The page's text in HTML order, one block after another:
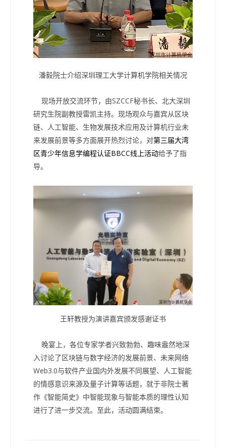
潘毅院士介绍深圳理工大学计算机学院相关情况
现场开放交流环节，由SZCCF秘书长、北大深圳
研究生院副教授雷凯主持。现场观众与嘉宾从区块
链、人工智能、生物发展技术应用及计算机行业未
来发展前景等多方面展开热烈讨论，对第三届大湾
区青少年信息学编程认证BBCC线上活动给予了指
导。
王轩教授为演讲嘉宾颁发感谢证书
晚宴上，各位专家学者兴致勃勃、趣味盎然地深
入讨论了区块链与数字经济的发展前景、未来网络
Web3.0与软件产业国内外发展不同展望、人工智能
的情感意识来源及量子计算等话题，就于非院士著
作《智能简史》中智能现象与智能本质的理性认知
进行了进一步交流。至此，活动圆满结束。